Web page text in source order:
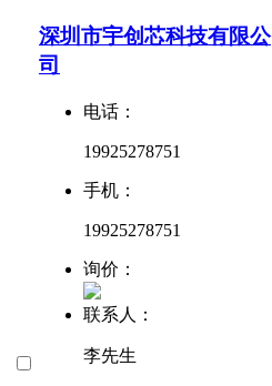
深圳市宇创芯科技有限公
司
电话：
19925278751
手机：
19925278751
询价：
联系人：
李先生